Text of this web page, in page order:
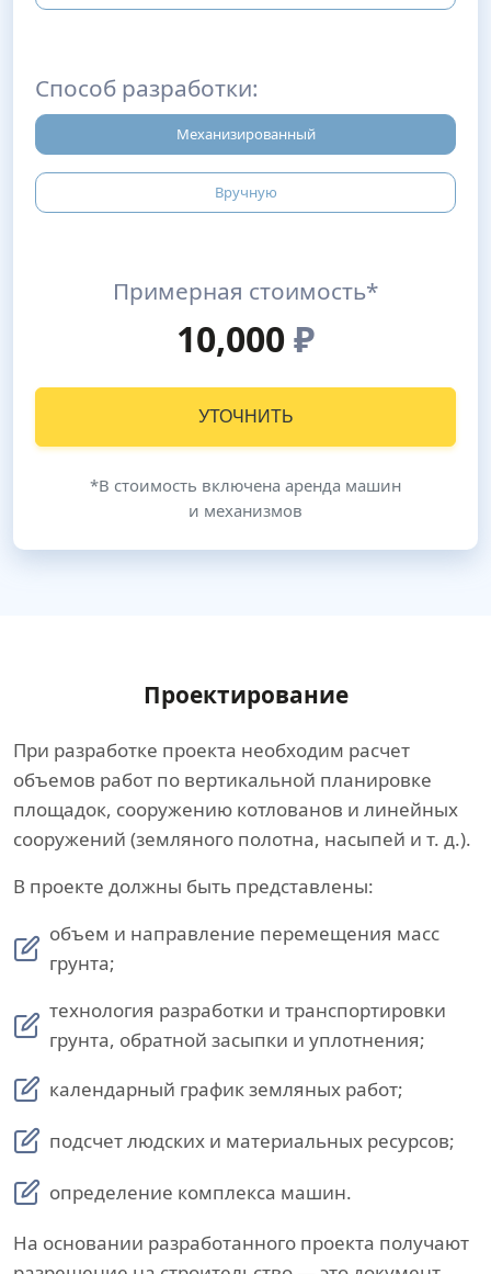
Способ разработки:
Механизированный
Вручную
Примерная стоимость*
10,000₽
УТОЧНИТЬ
*В стоимость включена аренда машин
и механизмов
Проектирование
При разработке проекта необходим расчет
объемов работ по вертикальной планировке
площадок, сооружению котлованов и линейных
сооружений (земляного полотна, насыпей и т. д.).
В проекте должны быть представлены:
объем и направление перемещения масс
грунта;
технология разработки и транспортировки
грунта, обратной засыпки и уплотнения;
календарный график земляных работ;
подсчет людских и материальных ресурсов;
определение комплекса машин.
На основании разработанного проекта получают